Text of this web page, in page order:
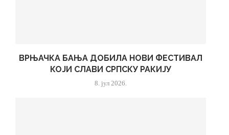
ВРЊАЧКА БАЊА ДОБИЛА НОВИ ФЕСТИВАЛ
КОЈИ СЛАВИ СРПСКУ РАКИЈУ
8. јул 2026.